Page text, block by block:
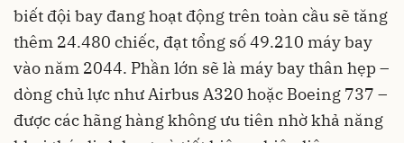
biết đội bay đang hoạt động trên toàn cầu sẽ tăng
thêm 24.480 chiếc, đạt tổng số 49.210 máy bay
vào năm 2044. Phần lớn sẽ là máy bay thân hẹp –
dòng chủ lực như Airbus A320 hoặc Boeing 737 –
được các hãng hàng không ưu tiên nhờ khả năng